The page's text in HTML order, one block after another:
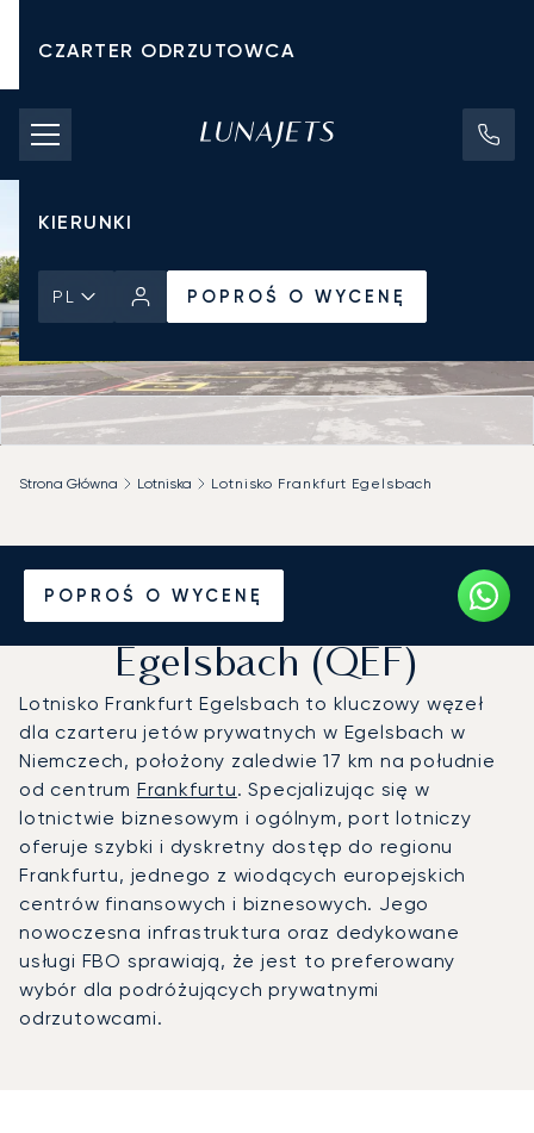
CZARTER ODRZUTOWCA
KOSZTY CZARTERU
PRYWATNE ODRZUTOWCE
KIERUNKI
PL POPROŚ O WYCENĘ
POPROŚ O WYCENĘ
Strona Główna Lotniska Lotnisko Frankfurt Egelsbach
Prywatny odrzutowiec na
Lotnisko Frankfurt
Egelsbach (QEF)
Lotnisko Frankfurt Egelsbach to kluczowy węzeł
dla czarteru jetów prywatnych w Egelsbach w
Niemczech, położony zaledwie 17 km na południe
od centrum Frankfurtu. Specjalizując się w
lotnictwie biznesowym i ogólnym, port lotniczy
oferuje szybki i dyskretny dostęp do regionu
Frankfurtu, jednego z wiodących europejskich
centrów finansowych i biznesowych. Jego
nowoczesna infrastruktura oraz dedykowane
usługi FBO sprawiają, że jest to preferowany
wybór dla podróżujących prywatnymi
odrzutowcami.